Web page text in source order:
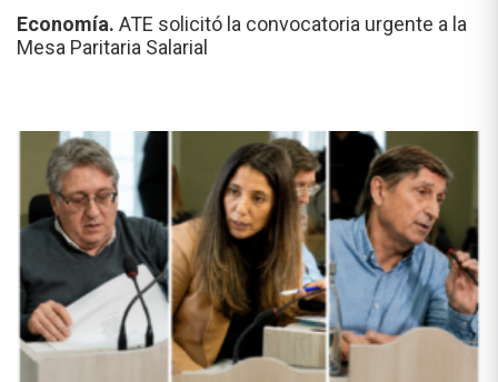
Economía. ATE solicitó la convocatoria urgente a la
Mesa Paritaria Salarial